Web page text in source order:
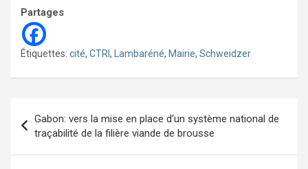
Partages
Étiquettes: cité, CTRI, Lambaréné, Mairie, Schweidzer
de
l’article
Gabon: vers la mise en place d’un système national de
traçabilité de la filière viande de brousse